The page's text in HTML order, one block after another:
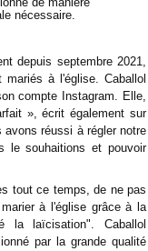
nécessaire.
depuis septembre 2021,
à l'église. Caballol
compte Instagram. Elle,
», écrit également sur
avons réussi à régler notre
le souhaitions et pouvoir
tout ce temps, de ne pas
à l'église grâce à la
la laïcisation". Caballol
par la grande qualité